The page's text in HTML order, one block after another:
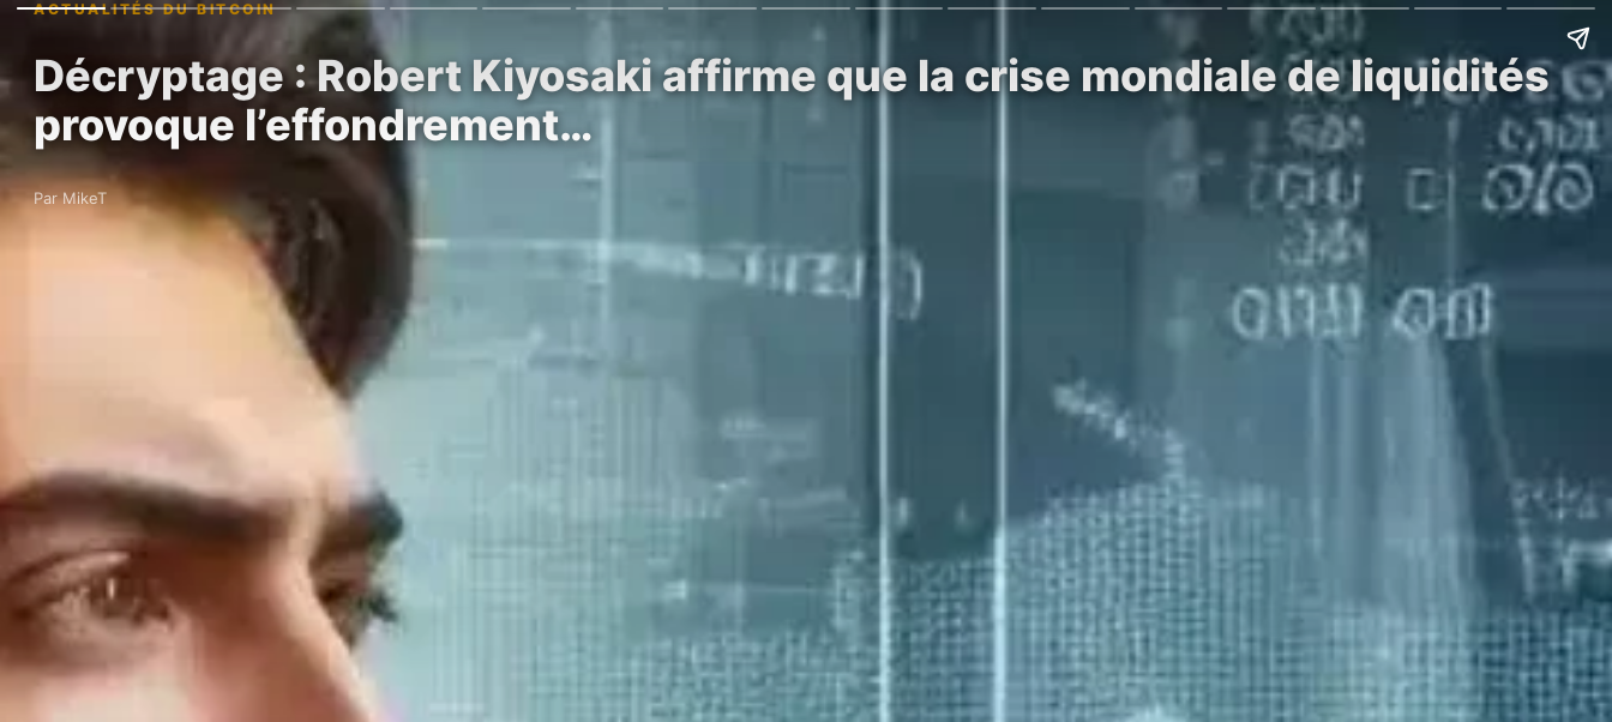
ACTUALITÉS DU BITCOIN
Décryptage : Robert Kiyosaki affirme que la crise mondiale de liquidités
provoque l’effondrement…
Par MikeT